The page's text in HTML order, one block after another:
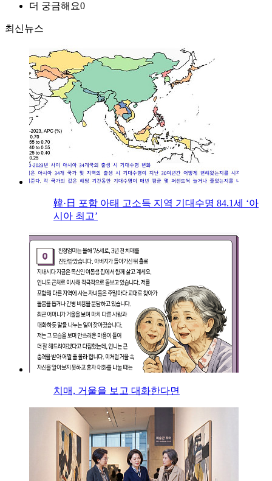
더 궁금해요0
최신뉴스
韓·日 포함 아태 고소득 지역 기대수명 84.1세 ‘아
시아 최고’
치매, 거울을 보고 대화한다면